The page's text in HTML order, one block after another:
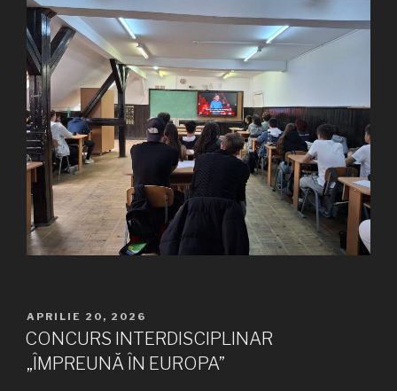
PUBLICAT
PE
APRILIE 20, 2026
CONCURS INTERDISCIPLINAR
„ÎMPREUNĂ ÎN EUROPA”